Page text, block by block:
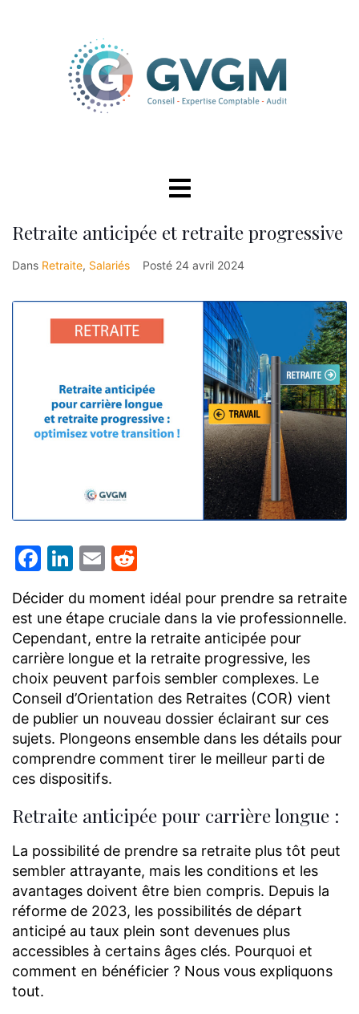
Retraite anticipée et retraite progressive
Dans Retraite, Salariés Posté 24 avril 2024
Facebook
LinkedIn
Email
Décider du moment idéal pour prendre sa retraite
est une étape cruciale dans la vie professionnelle.
Cependant, entre la retraite anticipée pour
carrière longue et la retraite progressive, les
choix peuvent parfois sembler complexes. Le
Conseil d’Orientation des Retraites (COR) vient
de publier un nouveau dossier éclairant sur ces
sujets. Plongeons ensemble dans les détails pour
comprendre comment tirer le meilleur parti de
ces dispositifs.
Retraite anticipée pour carrière longue :
La possibilité de prendre sa retraite plus tôt peut
sembler attrayante, mais les conditions et les
avantages doivent être bien compris. Depuis la
réforme de 2023, les possibilités de départ
anticipé au taux plein sont devenues plus
accessibles à certains âges clés. Pourquoi et
comment en bénéficier ? Nous vous expliquons
tout.